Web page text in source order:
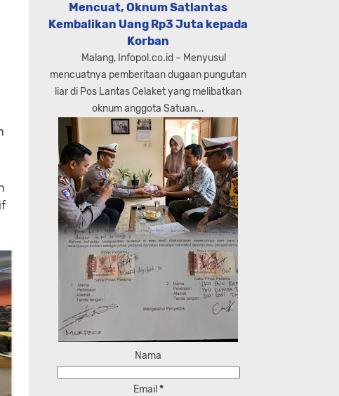
Mencuat, Oknum Satlantas
Kembalikan Uang Rp3 Juta kepada
Korban
Malang, Infopol.co.id – Menyusul
mencuatnya pemberitaan dugaan pungutan
liar di Pos Lantas Celaket yang melibatkan
oknum anggota Satuan...
Nama
Email *